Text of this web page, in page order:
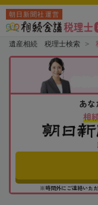
朝日新聞社運営
遺産相続 税理士検索
あ
相
※時間外にご連絡いた